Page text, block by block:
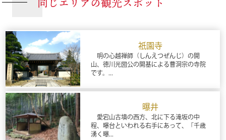
祇園寺
明の心越禅師（しんえつぜんじ）の開
山、徳川光圀公の開基による曹洞宗の寺院
です。...
曝井
愛宕山古墳の西方、北に下る滝坂の中
程、曝台といわれる右手にあって、「千歳
湧く曝...